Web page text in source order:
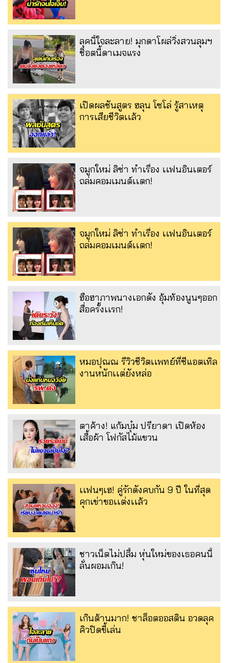
ลุคนี้ใจละลาย! มุกดาโผล่วิ่งสวนลุมฯ
ช็อตนี้ดาเมจแรง
เปิดผลชันสูตร ฮลุน โซโล่ รู้สาเหตุ
การเสียชีวิตเเล้ว
จมูกใหม่ ลิซ่า ทำเรื่อง เเฟนอินเตอร์
ถล่มคอมเมนต์เเตก!
จมูกใหม่ ลิซ่า ทำเรื่อง เเฟนอินเตอร์
ถล่มคอมเมนต์เเตก!
ฮือฮาภาพนางเอกดัง อุ้มท้องนูนๆออก
สื่อครั้งเเรก!
หมอปุณณ รีวิวชีวิตเเพทย์ที่ซีแอตเทิล
งานหนักเเต่ยังหล่อ
ตาค้าง! แก้มบุ๋ม ปรียาดา เปิดห้อง
เสื้อผ้า โฟกัสไม้แขวน
เเฟนๆเฮ! คู่รักดังคบกัน 9 ปี ในที่สุด
คุกเข่าขอเเต่งเเล้ว
ชาวเน็ตไม่ปลื้ม หุ่นใหม่ของเธอคนนี้
ลั่นผอมเกิน!
เกินต้านมาก! ชาล็อตออสติน อวดลุค
คิวปิดขี้เล่น